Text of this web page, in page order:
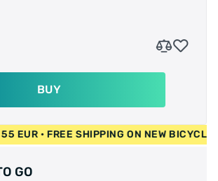
BUY
55 EUR • FREE SHIPPING ON NEW
GO